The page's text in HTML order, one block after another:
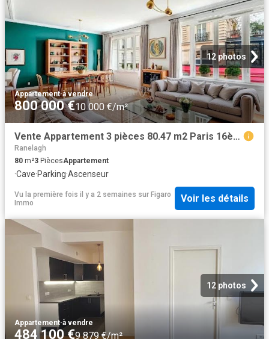
12 photos
Appartement·à vendre
800 000 €10 000 €/m²
Vente Appartement 3 pièces 80.47 m2 Paris 16ème
Ranelagh
80 m²3 PiècesAppartement
·Cave·Parking·Ascenseur
Vu la première fois il y a 2 semaines sur Figaro
Immo
Voir les détails
12 photos
Appartement·à vendre
484 100 €9 879 €/m²